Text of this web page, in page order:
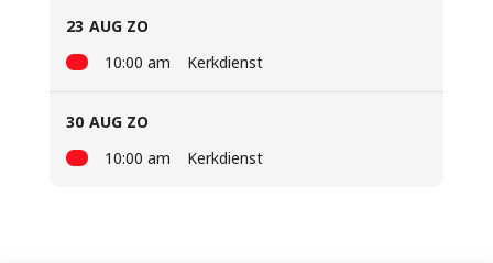
23 AUG ZO
10:00 am
Kerkdienst
30 AUG ZO
10:00 am
Kerkdienst